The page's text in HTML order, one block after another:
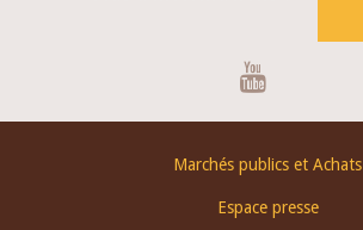
Marchés publics et Achats
Espace presse